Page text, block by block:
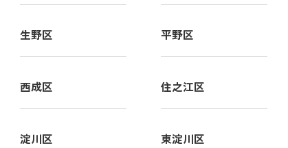
トピックス
生野区 平野区
西成区 住之江区
淀川区 東淀川区